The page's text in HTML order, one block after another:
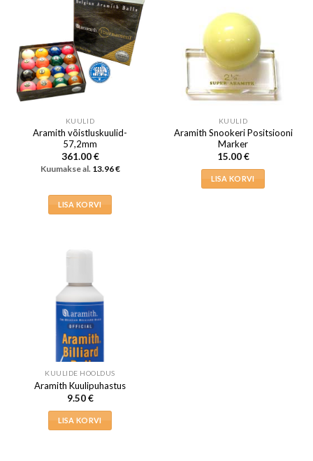
KUULID
Aramith võistluskuulid-
57,2mm
361.00€
Kuumakse al. 13.96€
LISA KORVI
KUULID
Aramith Snookeri Positsiooni
Marker
15.00€
LISA KORVI
KUULIDE HOOLDUS
Aramith Kuulipuhastus
9.50€
LISA KORVI